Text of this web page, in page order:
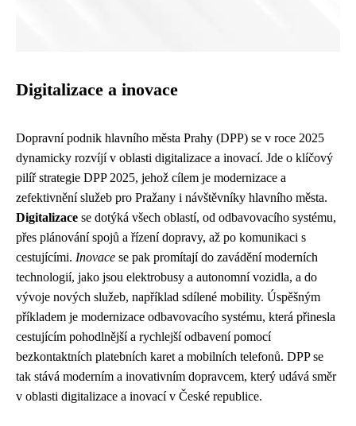
Digitalizace a inovace
Dopravní podnik hlavního města Prahy (DPP) se v roce 2025
dynamicky rozvíjí v oblasti digitalizace a inovací. Jde o klíčový
pilíř strategie DPP 2025, jehož cílem je modernizace a
zefektivnění služeb pro Pražany i návštěvníky hlavního města.
Digitalizace se dotýká všech oblastí, od odbavovacího systému,
přes plánování spojů a řízení dopravy, až po komunikaci s
cestujícími. Inovace se pak promítají do zavádění moderních
technologií, jako jsou elektrobusy a autonomní vozidla, a do
vývoje nových služeb, například sdílené mobility. Úspěšným
příkladem je modernizace odbavovacího systému, která přinesla
cestujícím pohodlnější a rychlejší odbavení pomocí
bezkontaktních platebních karet a mobilních telefonů. DPP se
tak stává moderním a inovativním dopravcem, který udává směr
v oblasti digitalizace a inovací v České republice.